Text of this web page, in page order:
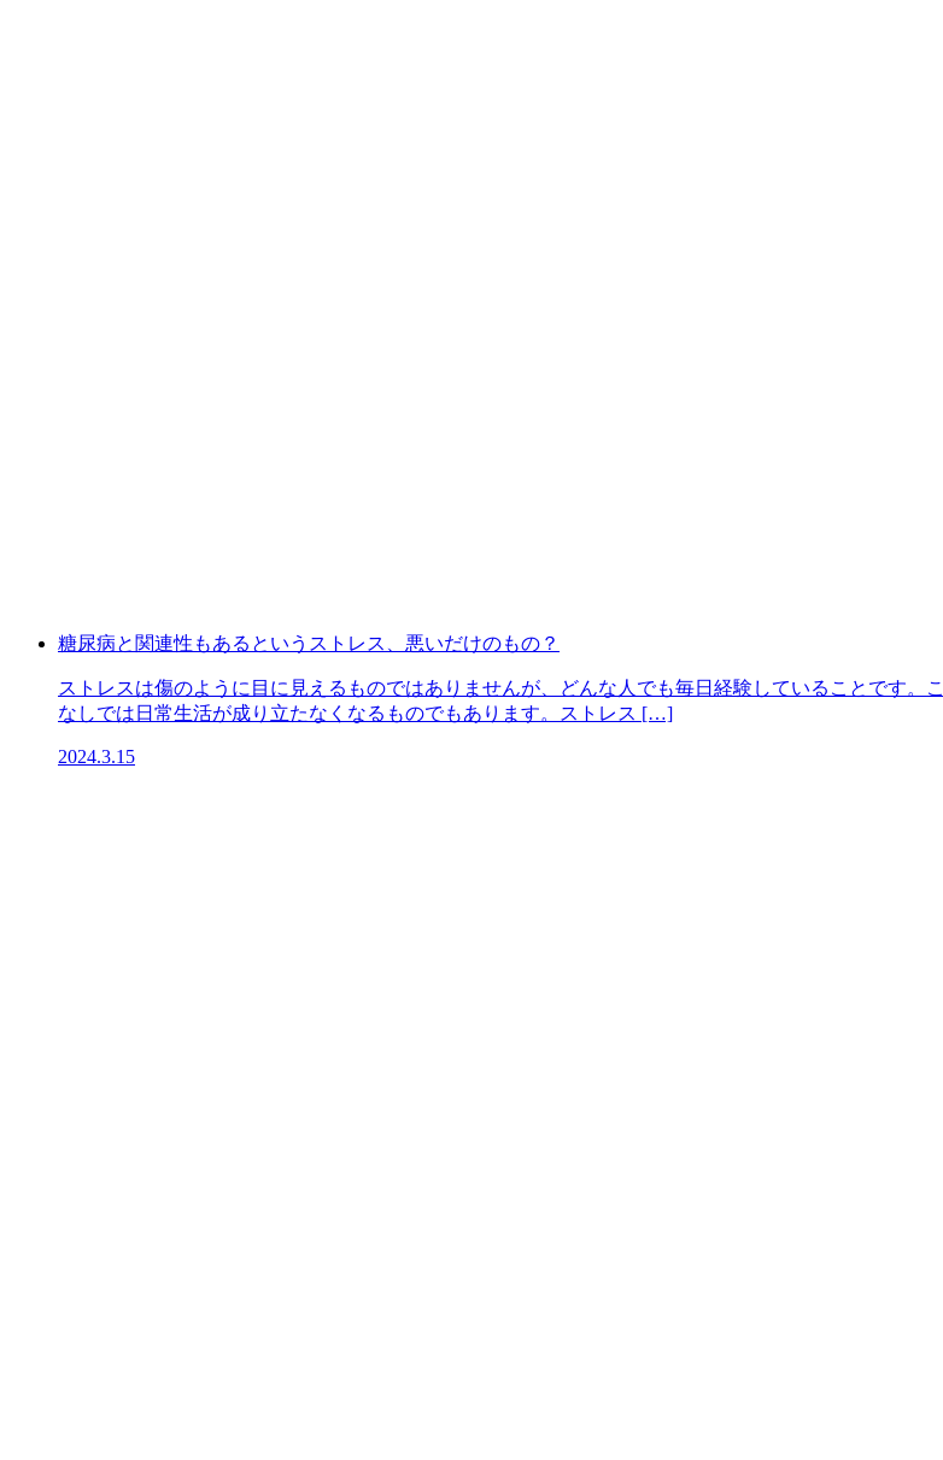
糖尿病と関連性もあるというストレス、悪いだけのもの？
ストレスは傷のように目に見えるものではありませんが、どんな人でも毎日経験していることです
なしでは日常生活が成り立たなくなるものでもあります。ストレス […]
2024.3.15